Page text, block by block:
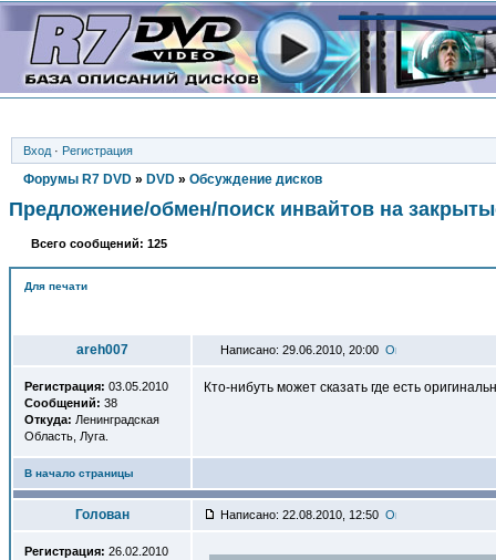
Вход · Регистрация
Форумы R7 DVD » DVD » Обсуждение дисков
Предложение/обмен/поиск инвайтов на
Всего сообщений: 125
Для печати
areh007 Написано: 29.06.2010, 20:00
Регистрация: 03.05.2010
Сообщений: 38
Откуда: Ленинградская
Область, Луга.
Кто-нибуть может сказать где есть
В начало страницы
Голован Написано: 22.08.2010, 12:50
Регистрация: 26.02.2010